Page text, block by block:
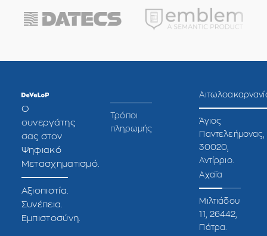
O
συνεργάτης
σας στον
Ψηφιακό
Μετασχηματισμό.
Αξιοπιστία.
Συνέπεια.
Εμπιστοσύνη.
Τρόποι
πληρωμής
Άγιος
Παντελεήμονας,
30020,
Αντίρριο.
Αχαΐα
Μιλτιάδου
11, 26442,
Πάτρα.